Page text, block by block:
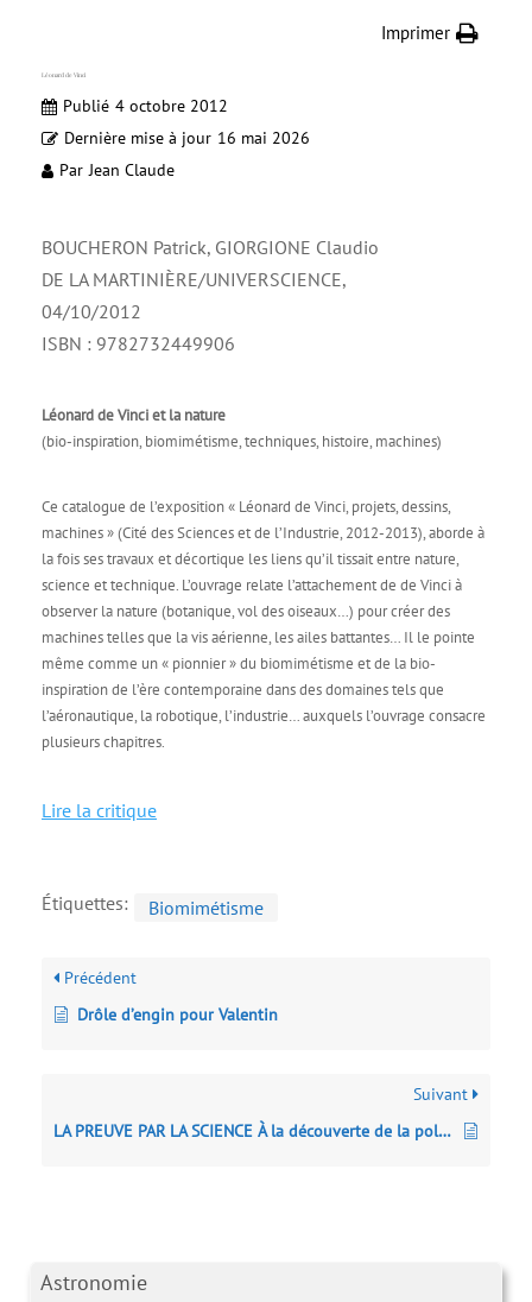
Astronomie
Imprimer
Léonard de Vinci
Publié 4 octobre 2012
Dernière mise à jour 16 mai 2026
Par Jean Claude
BOUCHERON Patrick, GIORGIONE Claudio
DE LA MARTINIÈRE/UNIVERSCIENCE,
04/10/2012
ISBN : 9782732449906
Léonard de Vinci et la nature
(bio-inspiration, biomimétisme, techniques, histoire, machines)
Ce catalogue de l’exposition « Léonard de Vinci, projets, dessins,
machines » (Cité des Sciences et de l’Industrie, 2012-2013), aborde à
la fois ses travaux et décortique les liens qu’il tissait entre nature,
science et technique. L’ouvrage relate l’attachement de de Vinci à
observer la nature (botanique, vol des oiseaux…) pour créer des
machines telles que la vis aérienne, les ailes battantes… Il le pointe
même comme un « pionnier » du biomimétisme et de la bio-
inspiration de l’ère contemporaine dans des domaines tels que
l’aéronautique, la robotique, l’industrie… auxquels l’ouvrage consacre
plusieurs chapitres.
Lire la critique
Étiquettes: Biomimétisme
Précédent
Drôle d’engin pour Valentin
Suivant
LA PREUVE PAR LA SCIENCE À la découverte de la police technique et scientifique